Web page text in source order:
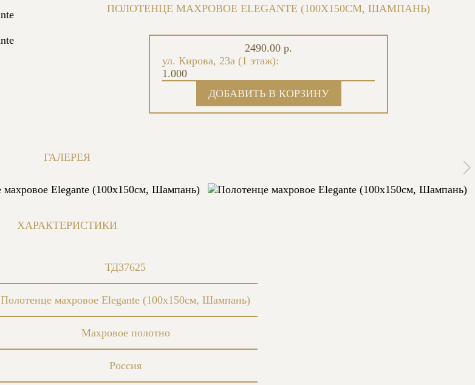
ПОЛОТЕНЦЕ МАХРОВОЕ ELEGANTE (100X150СМ, ШАМПАНЬ)
ул. Кирова, 23а (1 этаж):
1.000
2490.00 р.
ГАЛЕРЕЯ
ХАРАКТЕРИСТИКИ
ТД37625
Полотенце махровое Elegante (100x150см, Шампань)
Махровое полотно
Россия